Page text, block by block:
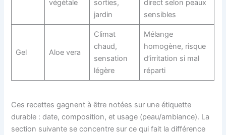
végétale
sorties,
jardin
direct selon peaux
sensibles
Gel Aloe vera
Climat
chaud,
sensation
légère
Mélange
homogène, risque
d’irritation si mal
réparti
Ces recettes gagnent à être notées sur une étiquette
durable : date, composition, et usage (peau/ambiance). La
section suivante se concentre sur ce qui fait la différence